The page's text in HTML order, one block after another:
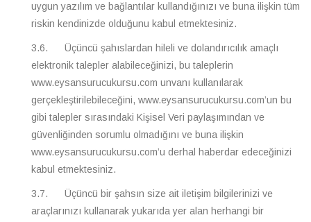
uygun yazılım ve bağlantılar kullandığınızı ve buna ilişkin tüm
riskin kendinizde olduğunu kabul etmektesiniz.
3.6. Üçüncü şahıslardan hileli ve dolandırıcılık amaçlı
elektronik talepler alabileceğinizi, bu taleplerin
www.eysansurucukursu.com unvanı kullanılarak
gerçekleştirilebileceğini, www.eysansurucukursu.com’un bu
gibi talepler sırasındaki Kişisel Veri paylaşımından ve
güvenliğinden sorumlu olmadığını ve buna ilişkin
www.eysansurucukursu.com’u derhal haberdar edeceğinizi
kabul etmektesiniz.
3.7. Üçüncü bir şahsın size ait iletişim bilgilerinizi ve
araçlarınızı kullanarak yukarıda yer alan herhangi bir